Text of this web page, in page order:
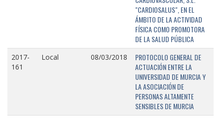
"CARDIOSALUS", EN EL
ÁMBITO DE LA ACTIVIDAD
FÍSICA COMO PROMOTORA
DE LA SALUD PÚBLICA
2017-
161
Local 08/03/2018
PROTOCOLO GENERAL DE
ACTUACIÓN ENTRE LA
UNIVERSIDAD DE MURCIA Y
LA ASOCIACIÓN DE
PERSONAS ALTAMENTE
SENSIBLES DE MURCIA